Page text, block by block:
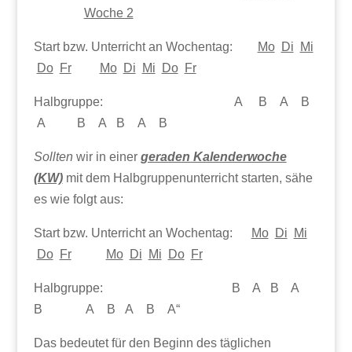
Woche 2
Start bzw. Unterricht an Wochentag: Mo Di
Mi
Do
Fr Mo Di Mi Do Fr
Halbgruppe: A B A B
A B A B A B
Sollten wir in einer geraden Kalenderwoche
(KW)mit dem Halbgruppenunterricht starten, sähe
es wie folgt aus:
Start bzw. Unterricht an Wochentag: Mo Di
Mi
Do
Fr Mo Di Mi Do Fr
Halbgruppe: B A B A
B A B A B A“
Das bedeutet für den Beginn des täglichen